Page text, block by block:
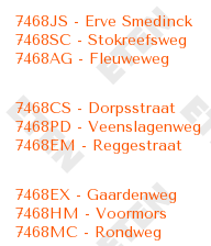
7468JS - Erve Smedinck
7468SC - Stokreefsweg
7468AG - Fleuweweg
7468CS - Dorpsstraat
7468PD - Veenslagenweg
7468EM - Reggestraat
7468EX - Gaardenweg
7468HM - Voormors
7468MC - Rondweg